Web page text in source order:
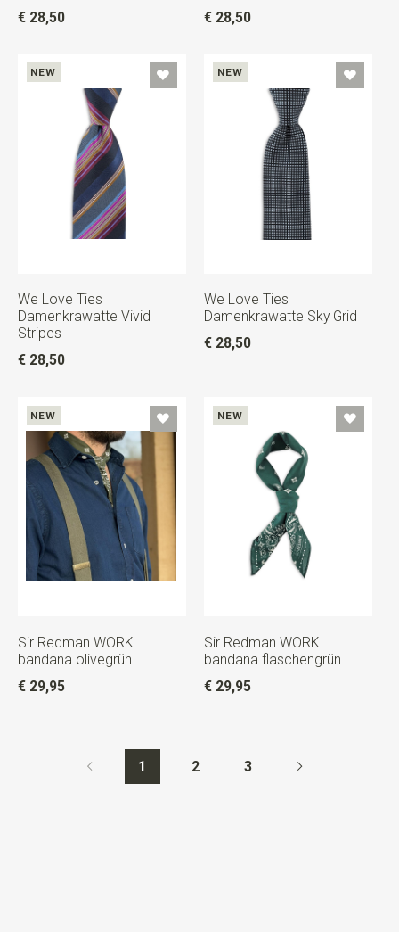
€ 28,50
€ 28,50
NEW
We Love Ties
Damenkrawatte Vivid
Stripes
€ 28,50
NEW
We Love Ties
Damenkrawatte Sky Grid
€ 28,50
NEW
Sir Redman WORK
bandana olivegrün
€ 29,95
NEW
Sir Redman WORK
bandana flaschengrün
€ 29,95
1 2 3